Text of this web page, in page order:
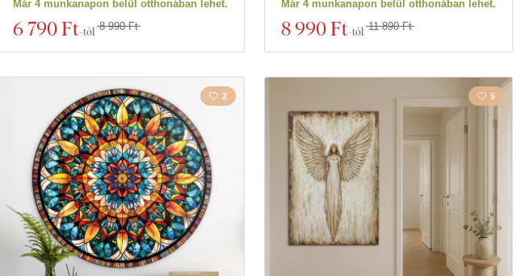
Már 4 munkanapon belül otthonában lehet.
6 790 Ft-tól 8 990 Ft
Már 4 munkanapon belül otthonában lehet.
8 990 Ft-tól 11 890 Ft
2 5